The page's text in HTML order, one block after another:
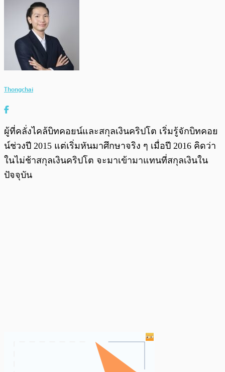
Thongchai
ผู้ที่คลั่งไคล้บิทคอยน์และสกุลเงินคริปโต เริ่มรู้จักบิทคอย
น์ช่วงปี 2015 แต่เริ่มหันมาศึกษาจริง ๆ เมื่อปี 2016 คิดว่า
ในไม่ช้าสกุลเงินคริปโต จะมาเข้ามาแทนที่สกุลเงินใน
ปัจจุบัน